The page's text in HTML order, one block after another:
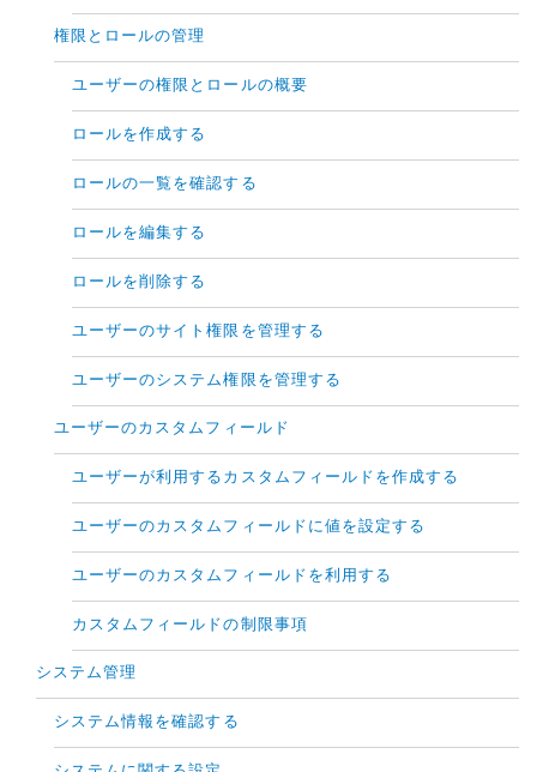
権限とロールの管理
ユーザーの権限とロールの概要
ロールを作成する
ロールの一覧を確認する
ロールを編集する
ロールを削除する
ユーザーのサイト権限を管理する
ユーザーのシステム権限を管理する
ユーザーのカスタムフィールド
ユーザーが利用するカスタムフィールドを作成する
ユーザーのカスタムフィールドに値を設定する
ユーザーのカスタムフィールドを利用する
カスタムフィールドの制限事項
システム管理
システム情報を確認する